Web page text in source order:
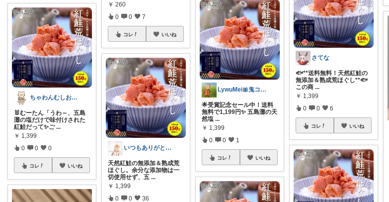
ちゃわんむしお😸無添加ROOM✨
🐰むーたん「うわ～、五島
灘の塩だけで味付けされた
紅鮭だって✨ご ...
￥ 1,399
0 0 0
コレ いいね
￥ 260
0 0 7
コレ いいね
いつもありがとう♪生活を豊かにOTA
天然紅鮭の無添加＆熟成荒
ほぐし。余分な添加物は一
切使用せず、五 ...
￥ 1,399
0 0 36
LywuMei🎀鬼コレ踏ん張り中💖
🌟受賞記念セール中！送料
無料で1,199円✨ 五島灘の天
然塩 ...
￥ 1,399
0 0 1
コレ いいね
さてな
🐟**送料無料！天然紅鮭の
無添加＆熟成荒ほぐし**🐟
この商 ...
￥ 1,399
0 0 6
コレ いいね